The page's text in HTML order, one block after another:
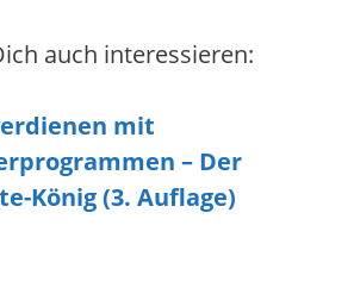
auch interessieren:
mit
– Der
König (3. Auflage)